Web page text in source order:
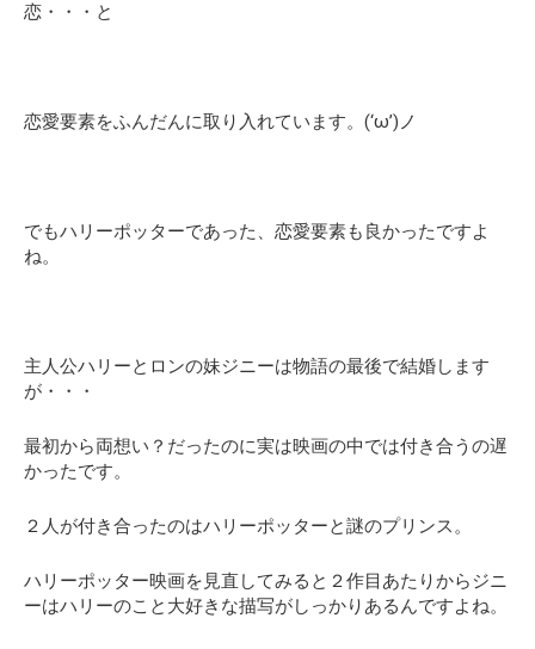
恋・・・と
恋愛要素をふんだんに取り入れています。(‘ω’)ノ
でもハリーポッターであった、恋愛要素も良かったですよ
ね。
主人公ハリーとロンの妹ジニーは物語の最後で結婚します
が・・・
最初から両想い？だったのに実は映画の中では付き合うの遅
かったです。
２人が付き合ったのはハリーポッターと謎のプリンス。
ハリーポッター映画を見直してみると２作目あたりからジニ
ーはハリーのこと大好きな描写がしっかりあるんですよね。